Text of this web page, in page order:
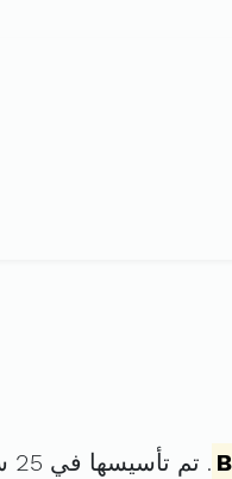
. تم تأسيسها في 25 سبتمبر 2006 برأس مال قدره